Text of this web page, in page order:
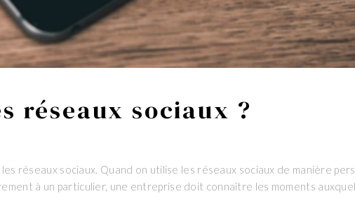
réseaux sociaux ?
réseaux sociaux. Quand on utilise les réseaux sociaux de manière
à un particulier, une entreprise doit connaître les moments